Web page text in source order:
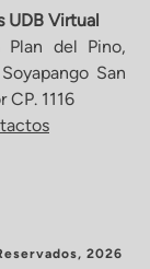
UDB Virtual
Plan del Pino,
San
CP. 1116
2026